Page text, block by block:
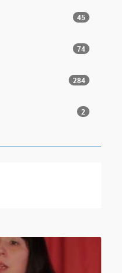
45
74
284
2